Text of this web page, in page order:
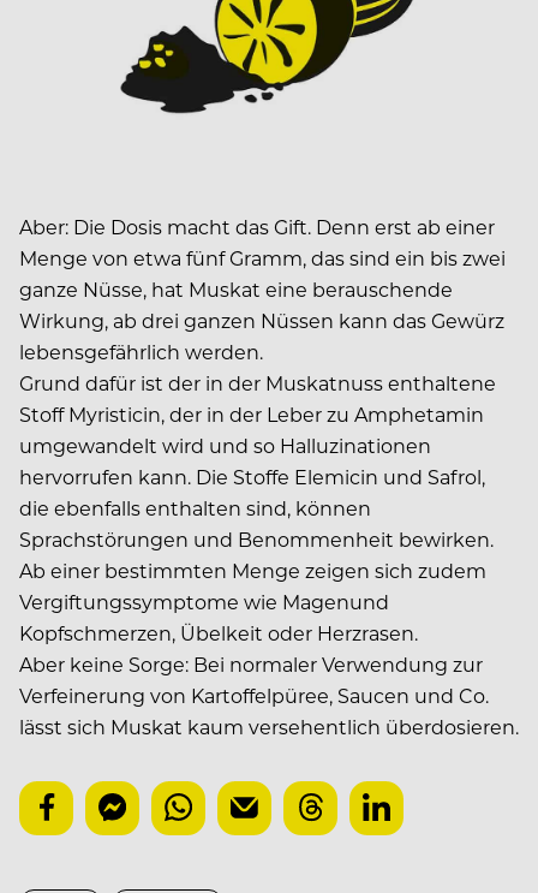
Aber: Die Dosis macht das Gift. Denn erst ab einer
Menge von etwa fünf Gramm, das sind ein bis zwei
ganze Nüsse, hat Muskat eine berauschende
Wirkung, ab drei ganzen Nüssen kann das Gewürz
lebensgefährlich werden.
Grund dafür ist der in der Muskatnuss enthaltene
Stoff Myristicin, der in der Leber zu Amphetamin
umgewandelt wird und so Halluzinationen
hervorrufen kann. Die Stoffe Elemicin und Safrol,
die ebenfalls enthalten sind, können
Sprachstörungen und Benommenheit bewirken.
Ab einer bestimmten Menge zeigen sich zudem
Vergiftungssymptome wie Magenund
Kopfschmerzen, Übelkeit oder Herzrasen.
Aber keine Sorge: Bei normaler Verwendung zur
Verfeinerung von Kartoffelpüree, Saucen und Co.
lässt sich Muskat kaum versehentlich überdosieren.